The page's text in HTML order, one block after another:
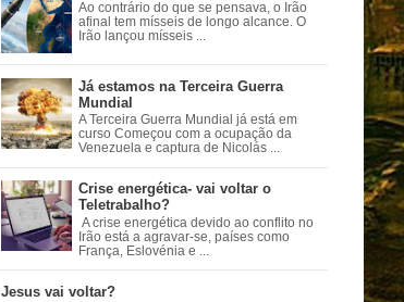
Ao contrário do que se pensava, o Irão
afinal tem mísseis de longo alcance. O
Irão lançou mísseis ...
Já estamos na Terceira Guerra
Mundial
A Terceira Guerra Mundial já está em
curso Começou com a ocupação da
Venezuela e captura de Nicolás ...
Crise energética- vai voltar o
Teletrabalho?
A crise energética devido ao conflito no
Irão está a agravar-se, países como
França, Eslovénia e ...
Jesus vai voltar?